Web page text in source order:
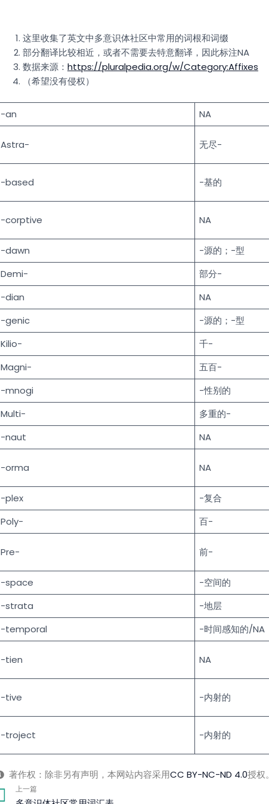
这里收集了英文中多意识体社区中常用的词根和词缀
部分翻译比较相近，或者不需要去特意翻译，因此标注NA
数据来源： https://pluralpedia.org/w/Category:Affixes
（希望没有侵权）
-an NA
Astra- 无尽-
-based -基的
-corptive NA
-dawn
-源的；-型
Demi-
部分-
-dian
NA
-genic
-源的；-型
Kilio-
千-
Magni-
五百-
-mnogi
-性别的
Multi-
多重的-
-naut
NA
-orma NA
-plex
-复合
Poly-
百-
Pre- 前-
-space
-空间的
-strata
-地层
-temporal
-时间感知的/NA
-tien NA
-tive -内射的
-troject -内射的
著作权：除非另有声明，本网站内容采用CC BY-NC-ND 4.0授权。
Prev
上一篇